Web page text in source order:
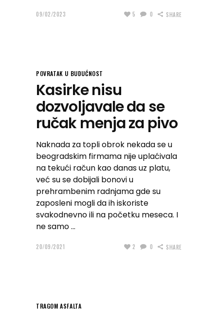
09/02/2023 5 0 SHARE
POVRATAK U BUDUĆNOST
Kasirke nisu
dozvoljavale da se
ručak menja za pivo
Naknada za topli obrok nekada se u
beogradskim firmama nije uplaćivala
na tekući račun kao danas uz platu,
već su se dobijali bonovi u
prehrambenim radnjama gde su
zaposleni mogli da ih iskoriste
svakodnevno ili na početku meseca. I
ne samo
20/09/2021 2 0 SHARE
TRAGOM ASFALTA